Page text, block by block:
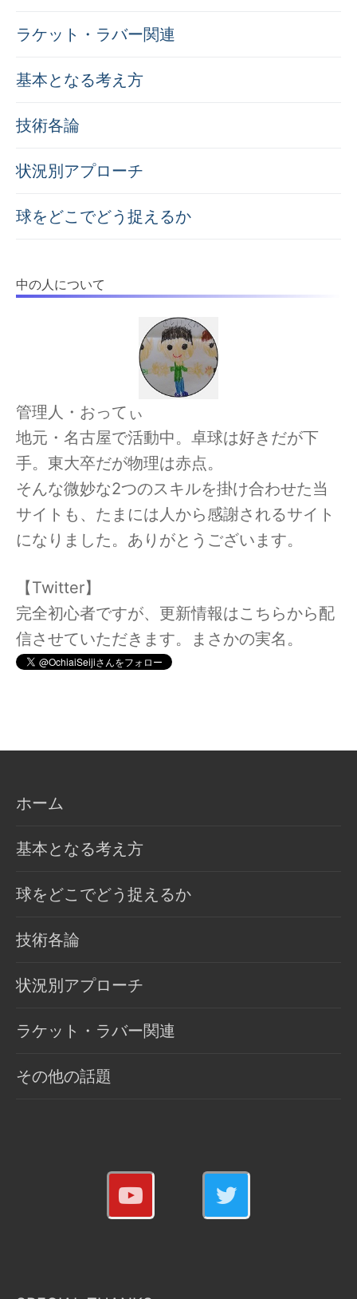
ラケット・ラバー関連
基本となる考え方
技術各論
状況別アプローチ
球をどこでどう捉えるか
中の人について
管理人・おってぃ
地元・名古屋で活動中。卓球は好きだが下
手。東大卒だが物理は赤点。
そんな微妙な2つのスキルを掛け合わせた当
サイトも、たまには人から感謝されるサイト
になりました。ありがとうございます。
【Twitter】
完全初心者ですが、更新情報はこちらから配
信させていただきます。まさかの実名。
ホーム
基本となる考え方
球をどこでどう捉えるか
技術各論
状況別アプローチ
ラケット・ラバー関連
その他の話題